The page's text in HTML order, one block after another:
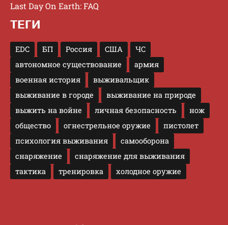
Last Day On Earth: FAQ
ТЕГИ
EDC БП Россия США
ЧС
автономное существование
армия
военная история
выживальщик
выживание в городе
выживание на природе
выжить на войне
личная безопасность
нож
общество
огнестрельное оружие
пистолет
психология выживания
самооборона
снаряжение
снаряжение для выживания
тактика
тренировка холодное оружие